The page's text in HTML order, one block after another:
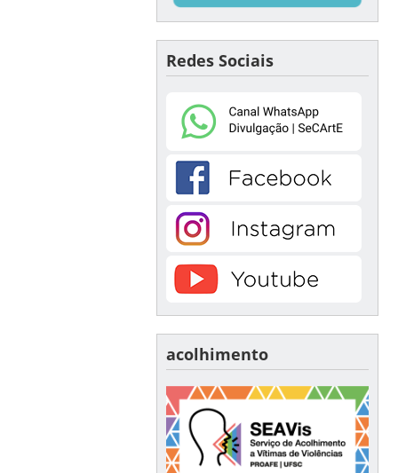
Redes Sociais
acolhimento